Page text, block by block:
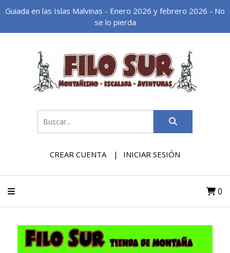
Guiada en las Islas Malvinas - Enero 2026 y febrero 2026 - No
se lo pierda
CREAR CUENTA INICIAR SESIÓN
0